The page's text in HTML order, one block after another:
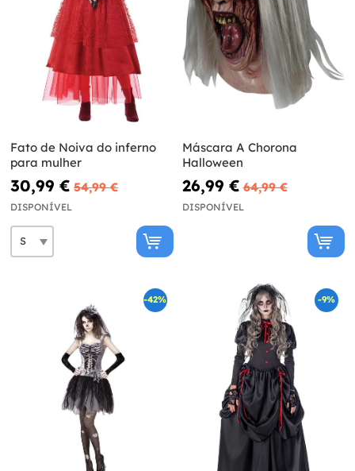
Fato de Noiva do inferno
para mulher
30,99 € 54,99 €
DISPONÍVEL
Máscara A Chorona
Halloween
26,99 € 64,99 €
DISPONÍVEL
-42% -9%